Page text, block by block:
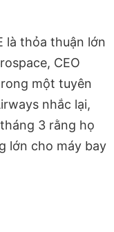
là thỏa thuận lớn
CEO
một tuyên
nhắc lại,
3 rằng họ
lớn cho máy bay